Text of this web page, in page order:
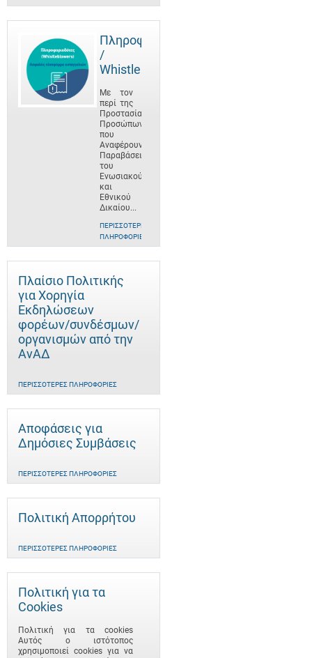
Πληροφοριοδότες
/
Whistleblowers
Με τον
περί της
Προστασίας
Προσώπων
που
Αναφέρουν
Παραβάσεις
του
Ενωσιακού
και
Εθνικού
Δικαίου...
ΠΕΡΙΣΣΌΤΕΡΕΣ
ΠΛΗΡΟΦΟΡΊΕΣ
Πλαίσιο Πολιτικής
για Χορηγία
Εκδηλώσεων
φορέων/συνδέσμων/
οργανισμών από την
ΑνΑΔ
ΠΕΡΙΣΣΌΤΕΡΕΣ ΠΛΗΡΟΦΟΡΊΕΣ
Αποφάσεις για
Δημόσιες Συμβάσεις
ΠΕΡΙΣΣΌΤΕΡΕΣ ΠΛΗΡΟΦΟΡΊΕΣ
Πολιτική Απορρήτου
ΠΕΡΙΣΣΌΤΕΡΕΣ ΠΛΗΡΟΦΟΡΊΕΣ
Πολιτική για τα
Cookies
Πολιτική για τα cookies
Αυτός ο ιστότοπος
χρησιμοποιεί cookies για να